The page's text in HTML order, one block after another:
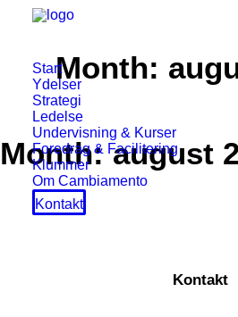
Start
Ydelser
Strategi
Ledelse
Undervisning & Kurser
Foredrag & Facilitering
Klummer
Om Cambiamento
Kontakt
Month:
Month: august
Kontakt